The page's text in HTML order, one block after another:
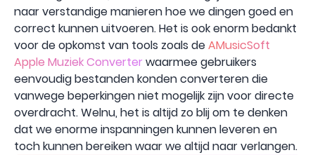
naar verstandige manieren hoe we dingen goed en
correct kunnen uitvoeren. Het is ook enorm bedankt
voor de opkomst van tools zoals deAMusicSoft
Apple Muziek Converter waarmee gebruikers
eenvoudig bestanden konden converteren die
vanwege beperkingen niet mogelijk zijn voor directe
overdracht. Welnu, het is altijd zo blij om te denken
dat we enorme inspanningen kunnen leveren en
toch kunnen bereiken waar we altijd naar verlangen.